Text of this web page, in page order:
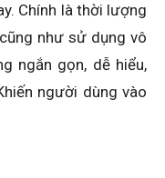
Chính là thời lượng
như sử dụng vô
ngắn gọn, dễ hiểu,
người dùng vào